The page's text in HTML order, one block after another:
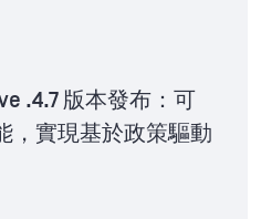
.4.7 版本發布：可
，實現基於政策驅動